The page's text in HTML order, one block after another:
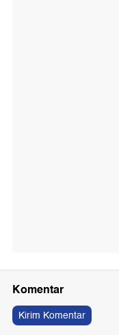
Komentar
Kirim Komentar